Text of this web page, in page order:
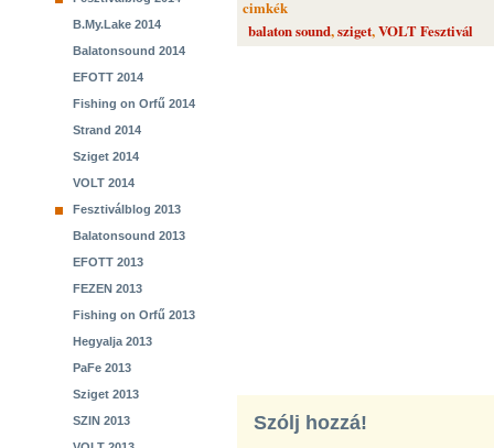
B.My.Lake 2014
Balatonsound 2014
EFOTT 2014
Fishing on Orfű 2014
Strand 2014
Sziget 2014
VOLT 2014
Fesztiválblog 2013
Balatonsound 2013
EFOTT 2013
FEZEN 2013
Fishing on Orfű 2013
Hegyalja 2013
PaFe 2013
Sziget 2013
SZIN 2013
cimkék
balaton sound,sziget,VOLT Fesztivál
Szólj hozzá!